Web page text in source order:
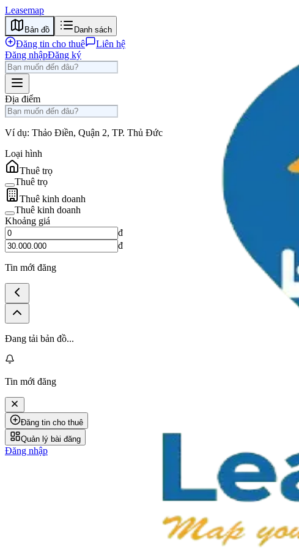
Leasemap
Bản đồ Danh sách
Đăng tin cho thuê
Liên hệ
Đăng nhậpĐăng ký
Địa điểm
Ví dụ: Thảo Điền, Quận 2, TP. Thủ Đức
Loại hình
Thuê trọ
Thuê trọ
Thuê kinh doanh
Thuê kinh doanh
Khoảng giá
đ
đ
Tin mới đăng
Đang tải bản đồ...
Tin mới đăng
Đăng tin cho thuê
Quản lý bài đăng
Đăng nhập